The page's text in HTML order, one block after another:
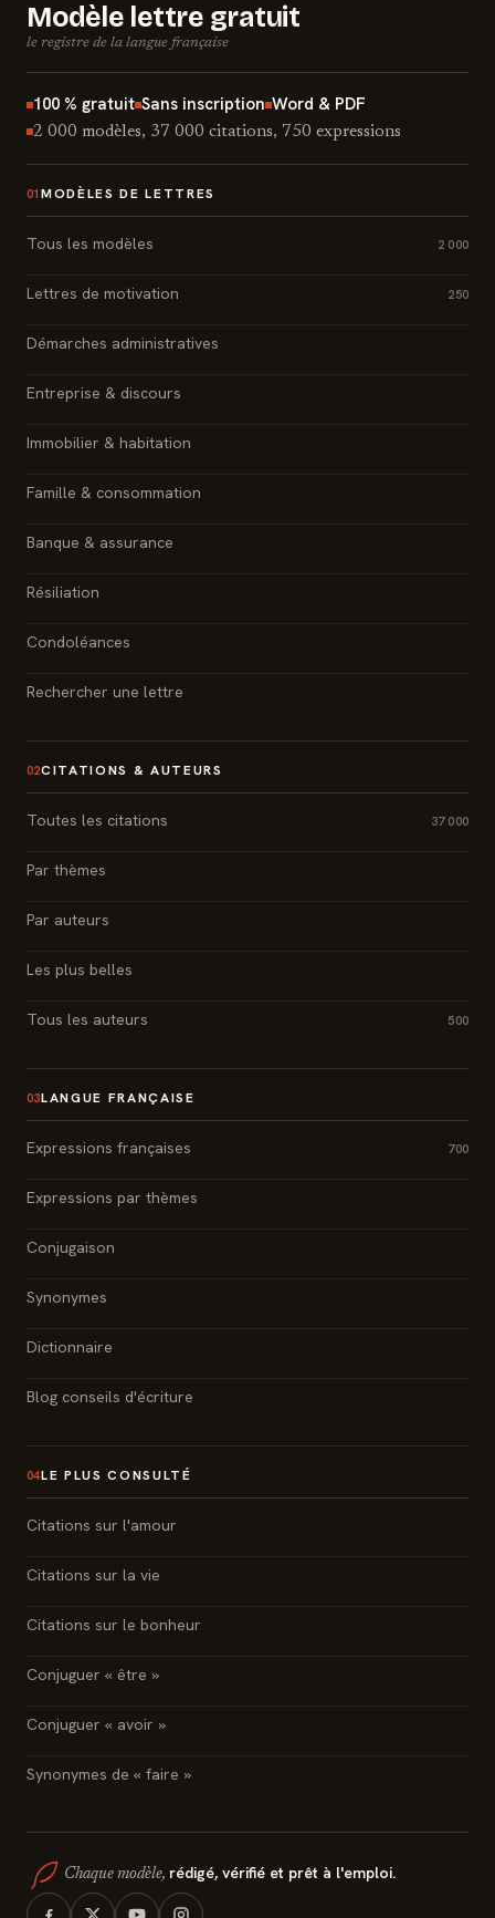
Modèle lettre gratuit
le registre de la langue française
100 % gratuit Sans inscription Word & PDF
2 000 modèles, 37 000 citations, 750 expressions
01 MODÈLES DE LETTRES
Tous les modèles 2 000
Lettres de motivation 250
Démarches administratives
Entreprise & discours
Immobilier & habitation
Famille & consommation
Banque & assurance
Résiliation
Condoléances
Rechercher une lettre
02CITATIONS & AUTEURS
Toutes les citations 37 000
Par thèmes
Par auteurs
Les plus belles
Tous les auteurs 500
03LANGUE FRANÇAISE
Expressions françaises 700
Expressions par thèmes
Conjugaison
Synonymes
Dictionnaire
Blog conseils d'écriture
04LE PLUS CONSULTÉ
Citations sur l'amour
Citations sur la vie
Citations sur le bonheur
Conjuguer « être »
Conjuguer « avoir »
Synonymes de « faire »
Chaque modèle, rédigé, vérifié et prêt à l'emploi.